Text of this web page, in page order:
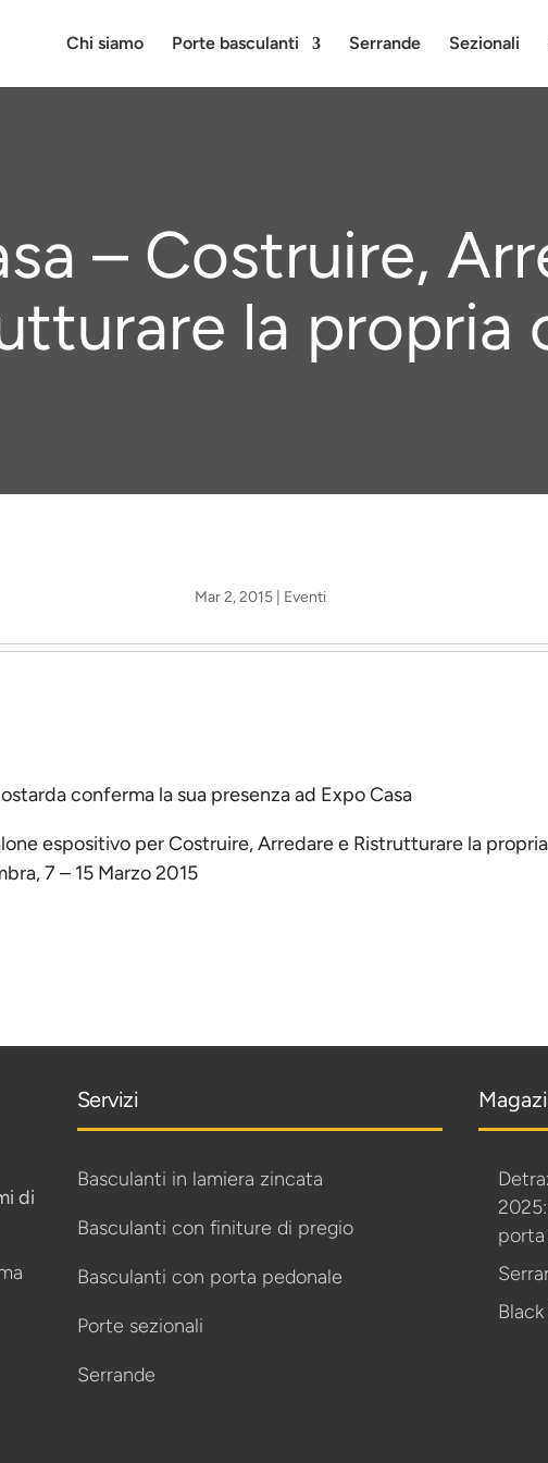
Chi siamo Porte basculanti Serrande Sezionali
– Costruire,
la propria
Mar 2, 2015| Eventi
conferma la sua presenza ad Expo Casa
espositivo per Costruire, Arredare e Ristrutturare la
7 – 15 Marzo 2015
di
Servizi
Basculanti in lamiera zincata
Basculanti con finiture di pregio
Basculanti con porta pedonale
Porte sezionali
Serrande
porta